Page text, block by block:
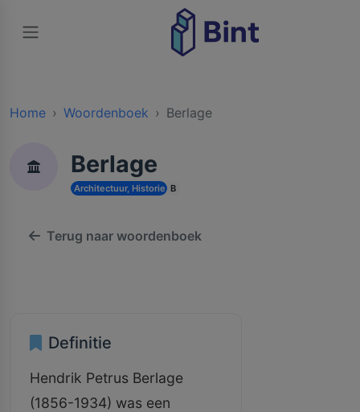
Home Woordenboek Berlage
Berlage
Architectuur, Historie en Cultuur
B
Terug naar woordenboek
Definitie
Hendrik Petrus Berlage
(1856-1934) was een